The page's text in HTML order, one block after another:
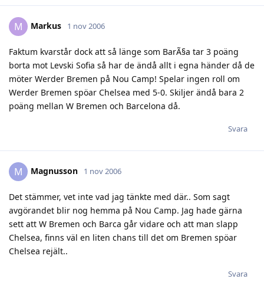
M Markus 1 nov 2006
Faktum kvarstår dock att så länge som BarÃ§a tar 3 poäng
borta mot Levski Sofia så har de ändå allt i egna händer då de
möter Werder Bremen på Nou Camp! Spelar ingen roll om
Werder Bremen spöar Chelsea med 5-0. Skiljer ändå bara 2
poäng mellan W Bremen och Barcelona då.
Svara
M Magnusson 1 nov 2006
Det stämmer, vet inte vad jag tänkte med där.. Som sagt
avgörandet blir nog hemma på Nou Camp. Jag hade gärna
sett att W Bremen och Barca går vidare och att man slapp
Chelsea, finns väl en liten chans till det om Bremen spöar
Chelsea rejält..
Svara